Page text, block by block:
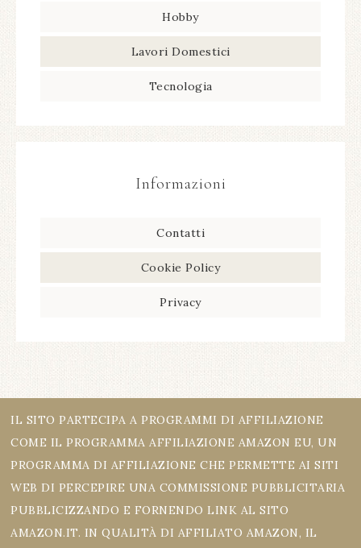
Hobby
Lavori Domestici
Tecnologia
Informazioni
Contatti
Cookie Policy
Privacy
IL SITO PARTECIPA A PROGRAMMI DI AFFILIAZIONE
COME IL PROGRAMMA AFFILIAZIONE AMAZON EU, UN
PROGRAMMA DI AFFILIAZIONE CHE PERMETTE AI SITI
WEB DI PERCEPIRE UNA COMMISSIONE PUBBLICITARIA
PUBBLICIZZANDO E FORNENDO LINK AL SITO
AMAZON.IT. IN QUALITÀ DI AFFILIATO AMAZON, IL